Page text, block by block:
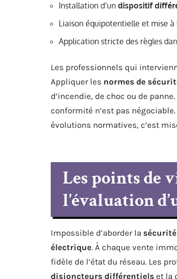
Installation d’un dispositif
Liaison équipotentielle et mise
Application stricte des règles
Les professionnels qui
Appliquer les normes de
d’incendie, de choc ou de
conformité n’est pas
évolutions normatives, c’est
Les points de
l’évaluation
Impossible d’aborder la
électrique. À chaque vente
fidèle de l’état du réseau. Les
disjoncteurs différentiels et la